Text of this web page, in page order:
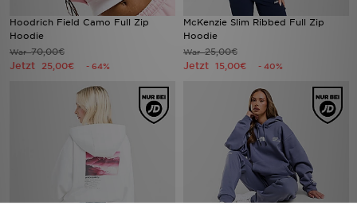
Hoodrich Field Camo Full Zip
Hoodie
War70,00€
Jetzt 25,00€ - 64%
McKenzie Slim Ribbed Full Zip
Hoodie
War25,00€
Jetzt 15,00€ - 40%